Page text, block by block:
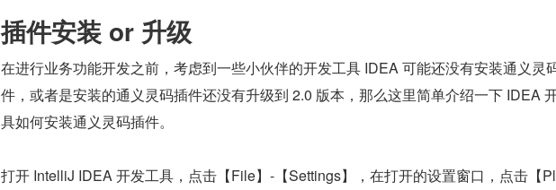
插件安装 or 升级
在进行业务功能开发之前，考虑到一些小伙伴的开发工具 IDEA 可能还没有安装通义灵
件，或者是安装的通义灵码插件还没有升级到 2.0 版本，那么这里简单介绍一下 IDEA
具如何安装通义灵码插件。
打开 IntelliJ IDEA 开发工具，点击【File】-【Settings】，在打开的设置窗口，点击【